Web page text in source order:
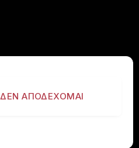
ΔΕΝ ΑΠΟΔΕΧΟΜΑΙ